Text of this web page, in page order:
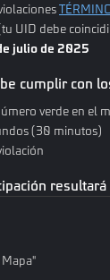
UID debe
julio de 2025
cumplir con
verde en el
(30 minutos)